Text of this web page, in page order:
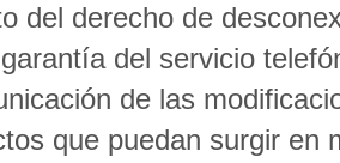
del derecho de
del servicio
de las
que puedan surgir en